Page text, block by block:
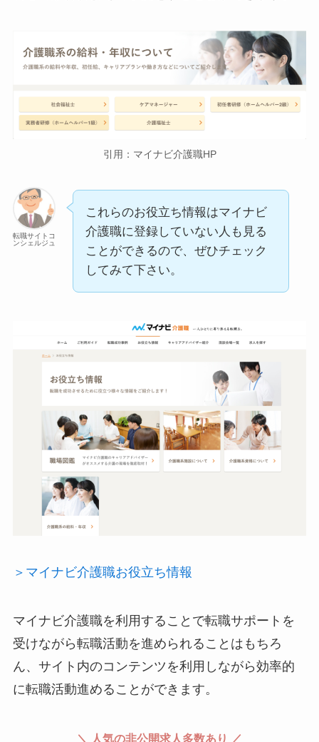
引用：マイナビ介護職HP
転職サイトコ
ンシェルジュ
これらのお役立ち情報はマイナビ
介護職に登録していない人も見る
ことができるので、ぜひチェック
してみて下さい。
＞マイナビ介護職お役立ち情報
マイナビ介護職を利用することで転職サポートを
受けながら転職活動を進められることはもちろ
ん、サイト内のコンテンツを利用しながら効率的
に転職活動進めることができます。
＼ 人気の非公開求人多数あり ／